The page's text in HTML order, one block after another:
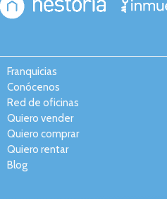
Franquicias
Conócenos
Red de oficinas
Quiero vender
Quiero comprar
Quiero rentar
Blog